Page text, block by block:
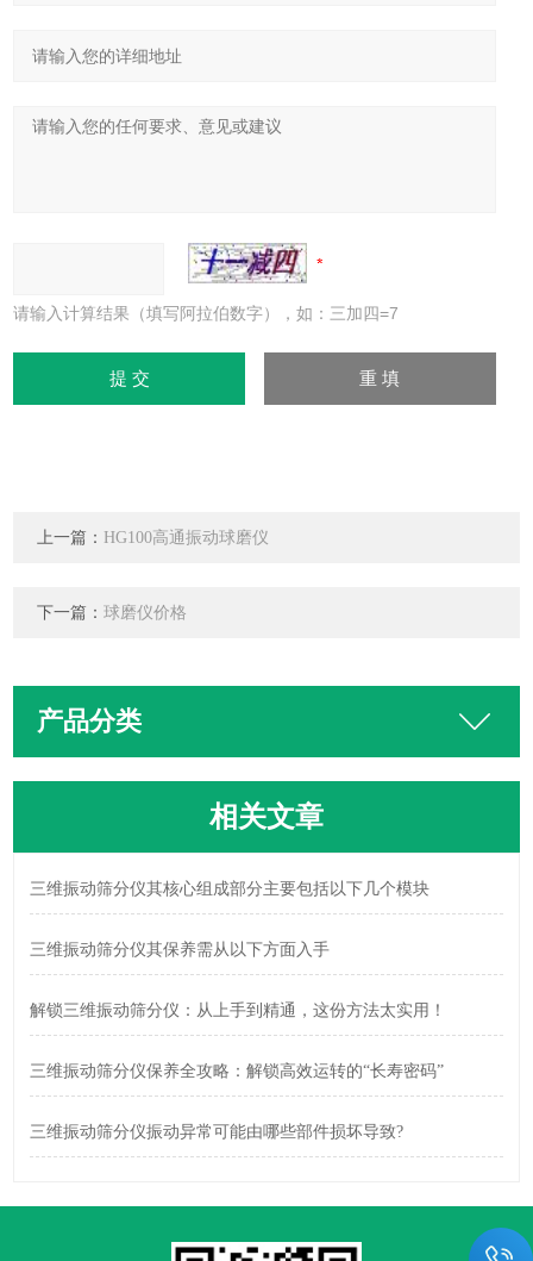
请输入计算结果（填写阿拉伯数字），如：三加四=7
上一篇： HG100高通振动球磨仪
下一篇：球磨仪价格
产品分类
相关文章
三维振动筛分仪其核心组成部分主要包括以下几个模块
三维振动筛分仪其保养需从以下方面入手
解锁三维振动筛分仪：从上手到精通，这份方法太实用！
三维振动筛分仪保养全攻略：解锁高效运转的“长寿密码”
三维振动筛分仪振动异常可能由哪些部件损坏导致?